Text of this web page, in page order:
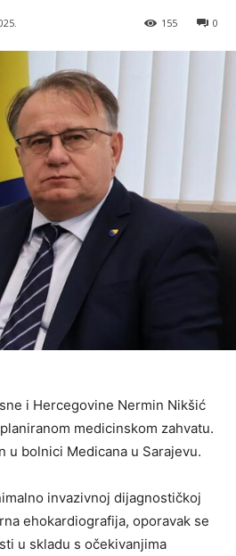
0
155
i Hercegovine Nermin Nikšić
medicinskom zahvatu.
u bolnici Medicana u Sarajevu.
invazivnoj dijagnostičkoj
ehokardiografija, oporavak se
u skladu s očekivanjima